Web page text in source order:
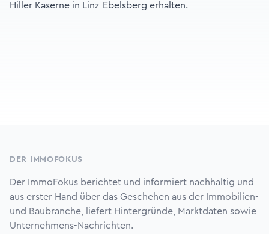
Hiller Kaserne in Linz-Ebelsberg erhalten.
DER IMMOFOKUS
Der ImmoFokus berichtet und informiert nachhaltig und
aus erster Hand über das Geschehen aus der Immobilien-
und Baubranche, liefert Hintergründe, Marktdaten sowie
Unternehmens-Nachrichten.